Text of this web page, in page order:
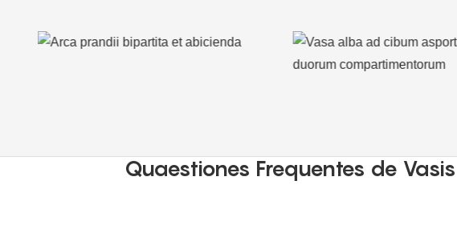
Quaestiones Frequentes de